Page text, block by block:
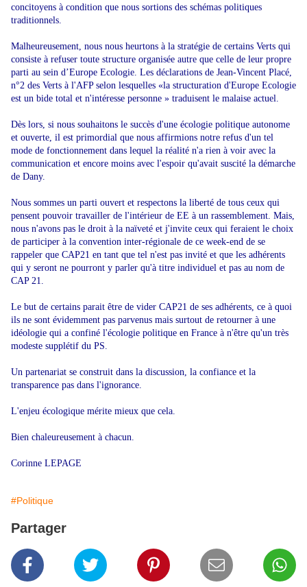
concitoyens à condition que nous sortions des schémas politiques
traditionnels.
Malheureusement, nous nous heurtons à la stratégie de certains Verts qui
consiste à refuser toute structure organisée autre que celle de leur propre
parti au sein d’Europe Ecologie. Les déclarations de Jean-Vincent Placé,
n°2 des Verts à l'AFP selon lesquelles «la structuration d'Europe Ecologie
est un bide total et n'intéresse personne » traduisent le malaise actuel.
Dès lors, si nous souhaitons le succès d'une écologie politique autonome
et ouverte, il est primordial que nous affirmions notre refus d'un tel
mode de fonctionnement dans lequel la réalité n'a rien à voir avec la
communication et encore moins avec l'espoir qu'avait suscité la démarche
de Dany.
Nous sommes un parti ouvert et respectons la liberté de tous ceux qui
pensent pouvoir travailler de l'intérieur de EE à un rassemblement. Mais,
nous n'avons pas le droit à la naïveté et j'invite ceux qui feraient le choix
de participer à la convention inter-régionale de ce week-end de se
rappeler que CAP21 en tant que tel n'est pas invité et que les adhérents
qui y seront ne pourront y parler qu'à titre individuel et pas au nom de
CAP 21.
Le but de certains parait être de vider CAP21 de ses adhérents, ce à quoi
ils ne sont évidemment pas parvenus mais surtout de retourner à une
idéologie qui a confiné l'écologie politique en France à n'être qu'un très
modeste supplétif du PS.
Un partenariat se construit dans la discussion, la confiance et la
transparence pas dans l'ignorance.
L'enjeu écologique mérite mieux que cela.
Bien chaleureusement à chacun.
Corinne LEPAGE
#Politique
Partager